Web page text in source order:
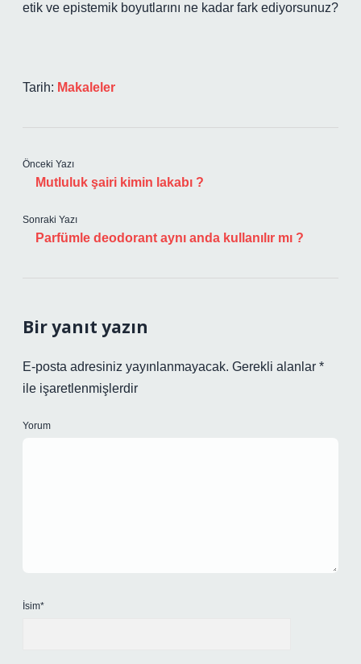
etik ve epistemik boyutlarını ne kadar fark ediyorsunuz?
Tarih: Makaleler
Önceki Yazı
Mutluluk şairi kimin lakabı ?
Sonraki Yazı
Parfümle deodorant aynı anda kullanılır mı ?
Bir yanıt yazın
E-posta adresiniz yayınlanmayacak. Gerekli alanlar *
ile işaretlenmişlerdir
Yorum
İsim*